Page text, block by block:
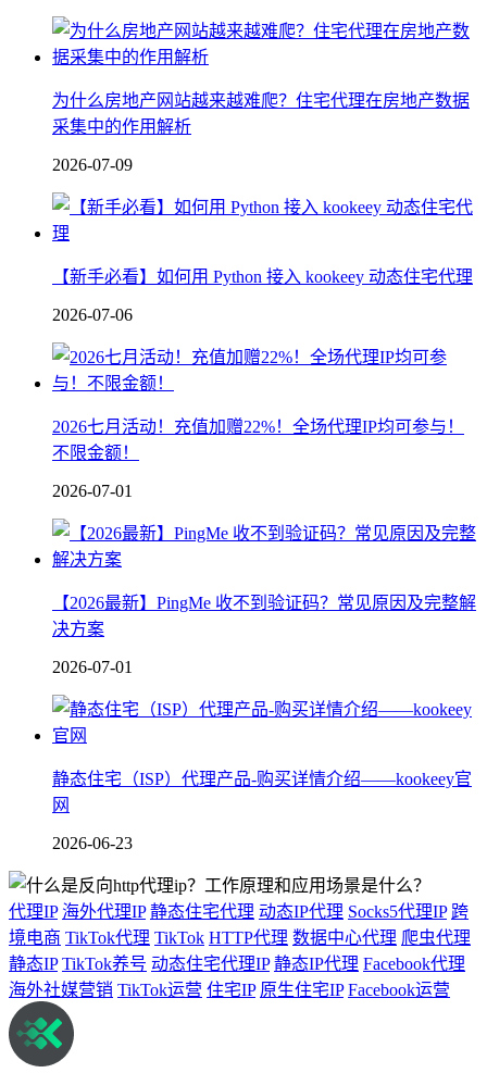
为什么房地产网站越来越难爬？住宅代理在房地产数据
采集中的作用解析
2026-07-09
【新手必看】如何用 Python 接入 kookeey 动态住宅代理
2026-07-06
2026七月活动！充值加赠22%！全场代理IP均可参与！
不限金额！
2026-07-01
【2026最新】PingMe 收不到验证码？常见原因及完整解
决方案
2026-07-01
静态住宅（ISP）代理产品-购买详情介绍——kookeey官
网
2026-06-23
代理IP 海外代理IP 静态住宅代理 动态IP代理 Socks5代理IP 跨
境电商 TikTok代理 TikTok HTTP代理 数据中心代理 爬虫代理
静态IP TikTok养号 动态住宅代理IP 静态IP代理 Facebook代理
海外社媒营销 TikTok运营 住宅IP 原生住宅IP Facebook运营